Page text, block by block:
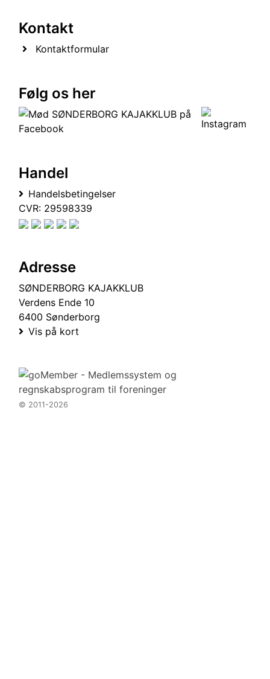
Kontakt
Kontaktformular
Følg os her
Handel
Handelsbetingelser
CVR: 29598339
Adresse
SØNDERBORG KAJAKKLUB
Verdens Ende 10
6400 Sønderborg
Vis på kort
© 2011-2026